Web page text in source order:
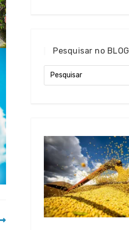
Pesquisar no BLOG